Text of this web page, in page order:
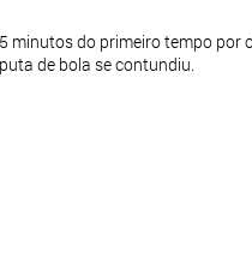
minutos do primeiro tempo
de bola se contundiu.